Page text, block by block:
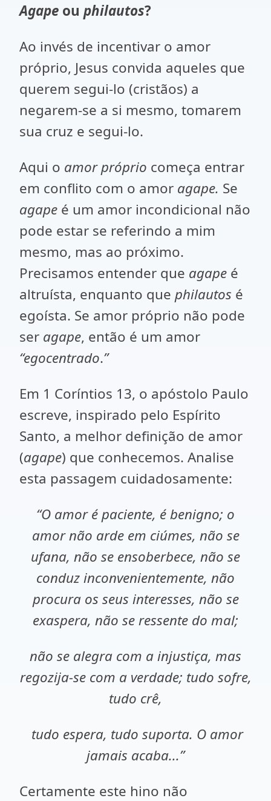
Agape ou philautos?
Ao invés de incentivar o amor
próprio, Jesus convida aqueles que
querem segui-lo (cristãos) a
negarem-se a si mesmo, tomarem
sua cruz e segui-lo.
Aqui o amorpróprio começa entrar
em conflito com o amor agape. Se
agape é um amor incondicional não
pode estar se referindo a mim
mesmo, mas ao próximo.
Precisamos entender que agape é
altruísta, enquanto que philautos é
egoísta. Se amor próprio não pode
ser agape, então é um amor
“egocentrado.”
Em 1 Coríntios 13, o apóstolo Paulo
escreve, inspirado pelo Espírito
Santo, a melhor definição de amor
(agape) que conhecemos. Analise
esta passagem cuidadosamente:
“O amor é paciente, é benigno; o
amor não arde em ciúmes, não se
ufana, não se ensoberbece, não se
conduz inconvenientemente, não
procura os seus interesses, não se
exaspera, não se ressente do mal;
não se alegra com a injustiça, mas
regozija-se com a verdade; tudo sofre,
tudo crê,
tudo espera, tudo suporta. O amor
jamais acaba...”
Certamente este hino não